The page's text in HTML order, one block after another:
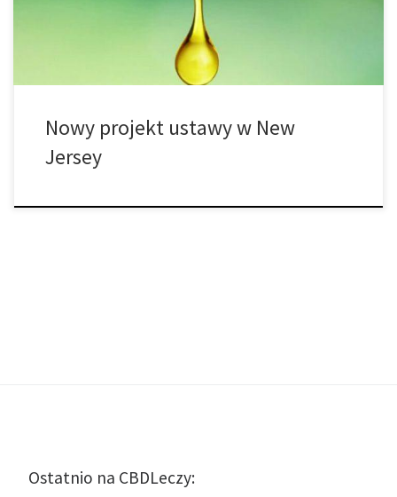
sprzedaży marihuany aż w 400 punktach w stanie i do […]
Nowy projekt ustawy w New
Jersey
Ostatnio na CBDLeczy: